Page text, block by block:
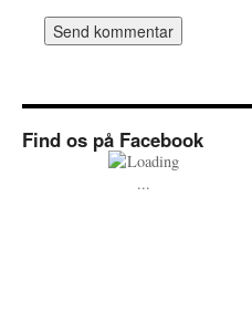
Find os på Facebook